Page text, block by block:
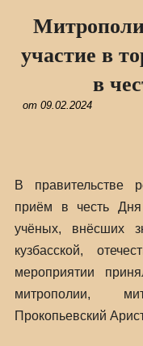
участие в
в
от 09.02.2024
В правительстве
приём в честь Дня
учёных, внёсших
кузбасской,
мероприятии
митрополии,
Прокопьевский